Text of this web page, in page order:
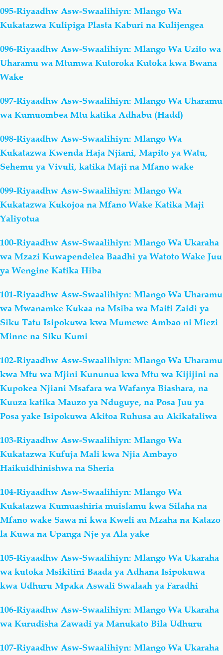
095-Riyaadhw Asw-Swaalihiyn: Mlango Wa
Kukatazwa Kulipiga Plasta Kaburi na Kulijengea
096-Riyaadhw Asw-Swaalihiyn: Mlango Wa Uzito wa
Uharamu wa Mtumwa Kutoroka Kutoka kwa Bwana
Wake
097-Riyaadhw Asw-Swaalihiyn: Mlango Wa Uharamu
wa Kumuombea Mtu katika Adhabu (Hadd)
098-Riyaadhw Asw-Swaalihiyn: Mlango Wa
Kukatazwa Kwenda Haja Njiani, Mapito ya Watu,
Sehemu ya Vivuli, katika Maji na Mfano wake
099-Riyaadhw Asw-Swaalihiyn: Mlango Wa
Kukatazwa Kukojoa na Mfano Wake Katika Maji
Yaliyotua
100-Riyaadhw Asw-Swaalihiyn: Mlango Wa Ukaraha
wa Mzazi Kuwapendelea Baadhi ya Watoto Wake Juu
ya Wengine Katika Hiba
101-Riyaadhw Asw-Swaalihiyn: Mlango Wa Uharamu
wa Mwanamke Kukaa na Msiba wa Maiti Zaidi ya
Siku Tatu Isipokuwa kwa Mumewe Ambao ni Miezi
Minne na Siku Kumi
102-Riyaadhw Asw-Swaalihiyn: Mlango Wa Uharamu
kwa Mtu wa Mjini Kununua kwa Mtu wa Kijijini na
Kupokea Njiani Msafara wa Wafanya Biashara, na
Kuuza katika Mauzo ya Nduguye, na Posa Juu ya
Posa yake Isipokuwa Akitoa Ruhusa au Akikataliwa
103-Riyaadhw Asw-Swaalihiyn: Mlango Wa
Kukatazwa Kufuja Mali kwa Njia Ambayo
Haikuidhinishwa na Sheria
104-Riyaadhw Asw-Swaalihiyn: Mlango Wa
Kukatazwa Kumuashiria muislamu kwa Silaha na
Mfano wake Sawa ni kwa Kweli au Mzaha na Katazo
la Kuwa na Upanga Nje ya Ala yake
105-Riyaadhw Asw-Swaalihiyn: Mlango Wa Ukaraha
wa kutoka Msikitini Baada ya Adhana Isipokuwa
kwa Udhuru Mpaka Aswali Swalaah ya Faradhi
106-Riyaadhw Asw-Swaalihiyn: Mlango Wa Ukaraha
wa Kurudisha Zawadi ya Manukato Bila Udhuru
107-Riyaadhw Asw-Swaalihiyn: Mlango Wa Ukaraha